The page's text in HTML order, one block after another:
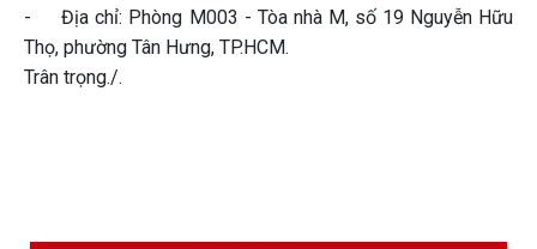
- Địa chỉ: Phòng M003 - Tòa nhà M, số 19 Nguyễn Hữu
Thọ, phường Tân Hưng, TP.HCM.
Trân trọng./.